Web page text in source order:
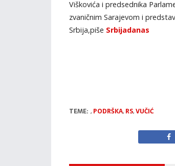
Viškovića i predsednika
zvaničnim Sarajevom i
Srbija,piše Srbijadanas
TEME: , PODRŠKA, RS,VUČIĆ